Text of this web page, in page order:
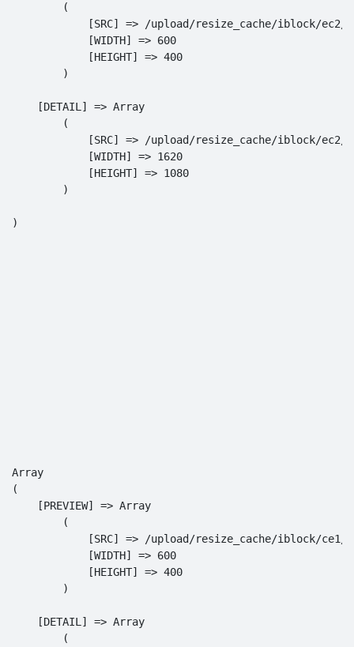
        (
[SRC] => /upload/resize_cache/iblock/
            [WIDTH] => 600
            [HEIGHT] => 400
        )
    [DETAIL] => Array
        (
[SRC] => /upload/resize_cache/iblock/
            [WIDTH] => 1620
            [HEIGHT] => 1080
        )
Array
(
    [PREVIEW] => Array
        (
[SRC] => /upload/resize_cache/iblock/
            [WIDTH] => 600
            [HEIGHT] => 400
        )
    [DETAIL] => Array
        (